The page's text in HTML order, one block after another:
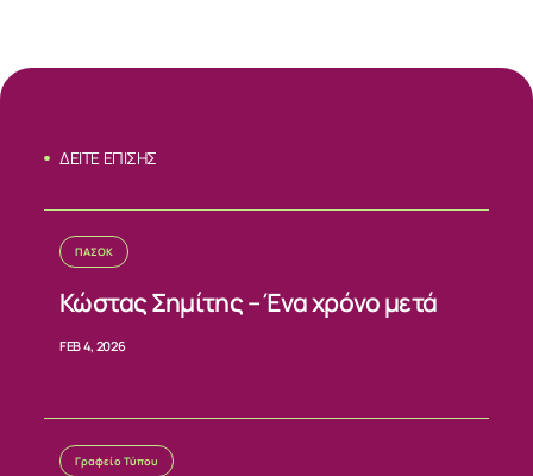
ΣΧΕΤΙΚΑ
ΝΕΑ
ΕΠΙΚΟΙΝΩΝΙΑ
ΔΕΙΤΕ ΕΠΙΣΗΣ
ΠΑΣΟΚ
Κώστας Σημίτης – Ένα χρόνο μετά
FEB 4, 2026
Γραφείο Τύπου